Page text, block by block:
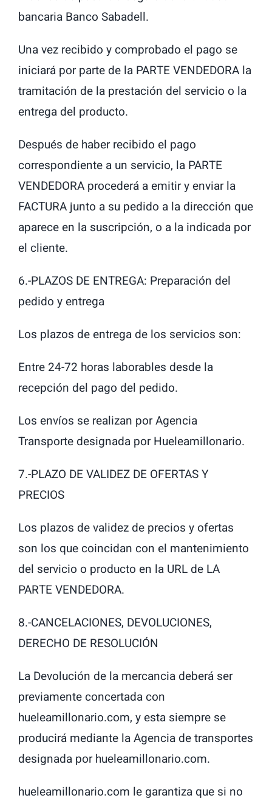
bancaria Banco Sabadell.
Una vez recibido y comprobado el pago se
iniciará por parte de la PARTE VENDEDORA la
tramitación de la prestación del servicio o la
entrega del producto.
Después de haber recibido el pago
correspondiente a un servicio, la PARTE
VENDEDORA procederá a emitir y enviar la
FACTURA junto a su pedido a la dirección que
aparece en la suscripción, o a la indicada por
el cliente.
6.-PLAZOS DE ENTREGA: Preparación del
pedido y entrega
Los plazos de entrega de los servicios son:
Entre 24-72 horas laborables desde la
recepción del pago del pedido.
Los envíos se realizan por Agencia
Transporte designada por Hueleamillonario.
7.-PLAZO DE VALIDEZ DE OFERTAS Y
PRECIOS
Los plazos de validez de precios y ofertas
son los que coincidan con el mantenimiento
del servicio o producto en la URL de LA
PARTE VENDEDORA.
8.-CANCELACIONES, DEVOLUCIONES,
DERECHO DE RESOLUCIÓN
La Devolución de la mercancia deberá ser
previamente concertada con
hueleamillonario.com, y esta siempre se
producirá mediante la Agencia de transportes
designada por hueleamillonario.com.
hueleamillonario.com le garantiza que si no